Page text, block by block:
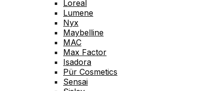
Loreal
Lumene
Nyx
Maybelline
MAC
Max Factor
Isadora
Pür Cosmetics
Sensai